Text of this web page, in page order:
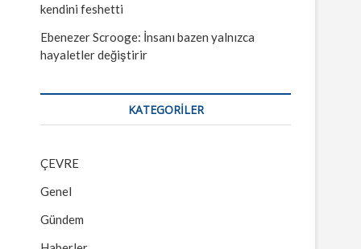
kendini feshetti
Ebenezer Scrooge: İnsanı bazen yalnızca
hayaletler değiştirir
KATEGORILER
ÇEVRE
Genel
Gündem